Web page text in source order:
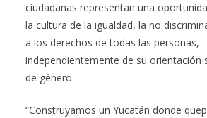
ciudadanas representan una
la cultura de la igualdad, la no
a los derechos de todas las personas,
independientemente de su orientación
de género.
“Construyamos un Yucatán donde